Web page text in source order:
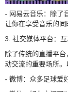
- 网易云音乐：除了
让你在享受音乐的同
3. 社交媒体平台：
除了传统的直播平
动交流的重要场所。
- 微博：众多足球爱